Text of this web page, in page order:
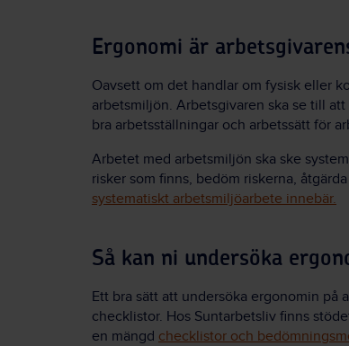
Ergonomi är
Oavsett om det handlar om fysisk eller
arbetsmiljön. Arbetsgivaren ska se till
bra arbetsställningar och arbetssätt för
Arbetet med arbetsmiljön ska ske
risker som finns, bedöm riskerna,
systematiskt arbetsmiljöarbete innebär.
Så kan ni undersöka
Ett bra sätt att undersöka ergonomin på
checklistor. Hos Suntarbetsliv finns
en mängd checklistor och